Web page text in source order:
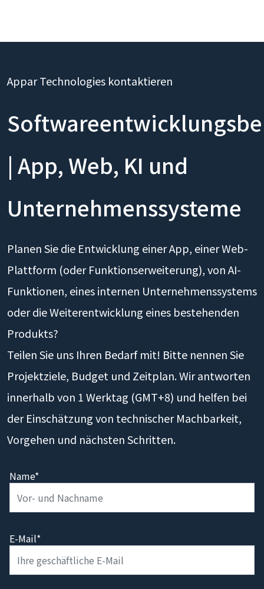
Appar Technologies kontaktieren
| App, Web, KI und
Unternehmenssysteme
Planen Sie die Entwicklung einer App, einer Web-
Plattform (oder Funktionserweiterung), von AI-
Funktionen, eines internen Unternehmenssystems
oder die Weiterentwicklung eines bestehenden
Produkts?
Teilen Sie uns Ihren Bedarf mit! Bitte nennen Sie
Projektziele, Budget und Zeitplan. Wir antworten
innerhalb von 1 Werktag (GMT+8) und helfen bei
der Einschätzung von technischer Machbarkeit,
Vorgehen und nächsten Schritten.
Name*
E-Mail*